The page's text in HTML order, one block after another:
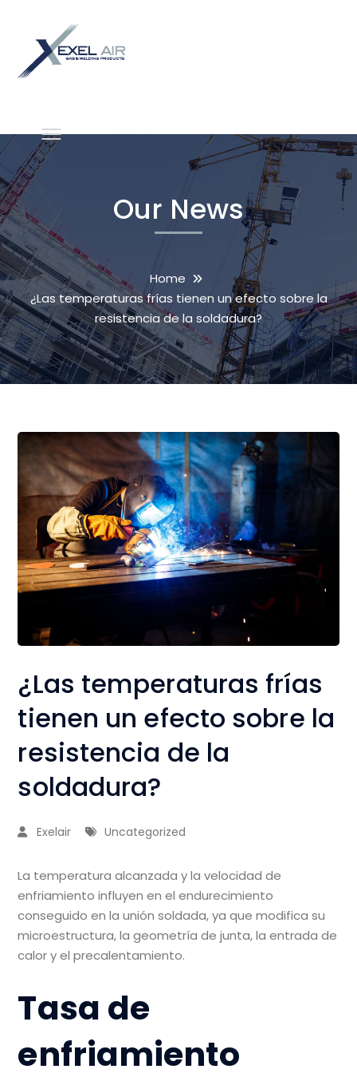
Our News
Home
¿Las temperaturas frías tienen un efecto sobre la
resistencia de la soldadura?
¿Las temperaturas frías
tienen un efecto sobre la
resistencia de la
soldadura?
Exelair Uncategorized
La temperatura alcanzada y la velocidad de
enfriamiento influyen en el endurecimiento
conseguido en la unión soldada, ya que modifica su
microestructura, la geometría de junta, la entrada de
calor y el precalentamiento.
Tasa de
enfriamiento